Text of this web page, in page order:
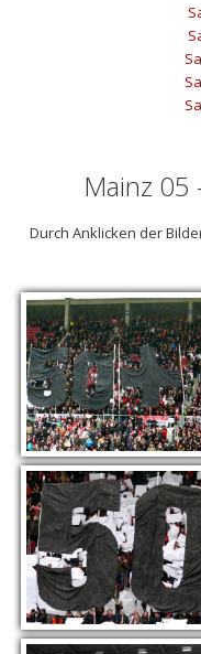
Mainz 05
Durch Anklicken der